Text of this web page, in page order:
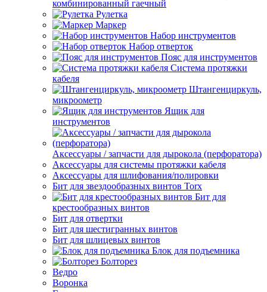
комбинированный гаечный
Рулетка
Маркер
Набор инструментов
Набор отверток
Пояс для инструментов
Система протяжки
кабеля
Штангенциркуль,
микроометр
Ящик для
инструментов
Аксессуары / запчасти для дырокола (перфоратора)
Аксессуары для системы протяжки кабеля
Аксессуары для шлифования/полировки
Бит для звездообразных винтов Torx
Бит для
крестообразных винтов
Бит для отвертки
Бит для шестигранных винтов
Бит для шлицевых винтов
Блок для подъемника
Болторез
Ведро
Воронка